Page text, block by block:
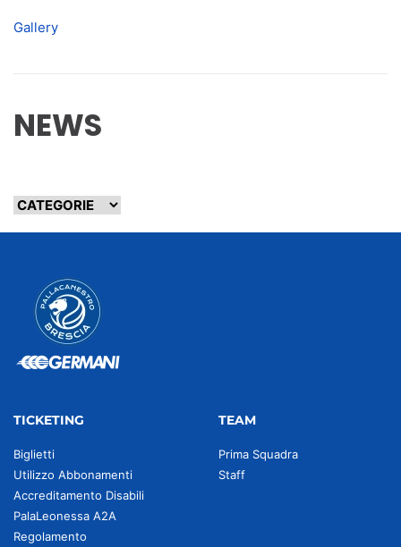
Gallery
NEWS
TICKETING
Biglietti
Utilizzo Abbonamenti
Accreditamento Disabili
PalaLeonessa A2A
Regolamento
TEAM
Prima Squadra
Staff